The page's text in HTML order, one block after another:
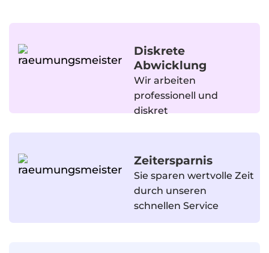
Diskrete
Abwicklung
Wir arbeiten
professionell und
diskret
Zeitersparnis
Sie sparen wertvolle Zeit
durch unseren
schnellen Service